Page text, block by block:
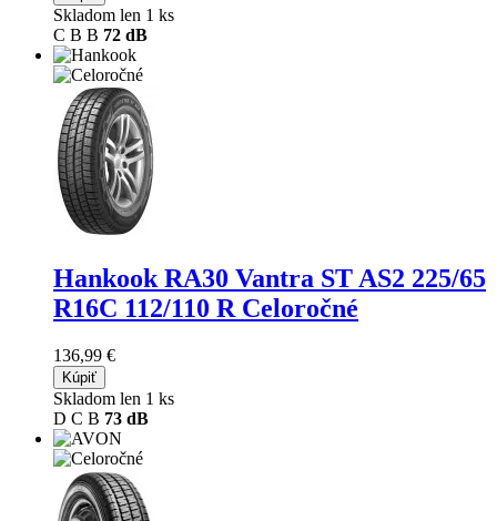
Skladom len 1 ks
C B B 72 dB
Hankook RA30 Vantra ST AS2 225/65
R16C 112/110 R Celoročné
136,99 €
Kúpiť
Skladom len 1 ks
D C B 73 dB